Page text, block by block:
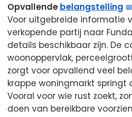
Opvallende belangstelling
Voor uitgebreide informatie
verkopende partij naar
details beschikbaar zijn. De
woonoppervlak,
zorgt voor opvallend veel
krappe woningmarkt springt
Vooral voor wie rust zoekt,
doen van bereikbare